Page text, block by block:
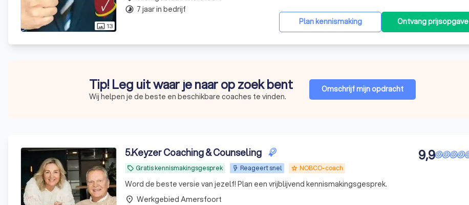
photo_size_select_actual 13 Plan kennismaking Ontvang prijsopgave
timelapse 7 jaar in bedrijf
Tip! Leg uit waar je naar op zoek bent
Wij helpen je de beste en beschikbare coaches te vinden.
Omschrijf mijn opdracht
5.Keyzer Coaching & Counseling
local_offer Gratis kennismakingsgesprek Reageert snel grade NOBCO-coach
9,9
Word de beste versie van jezelf! Plan een vrijblijvend kennismakingsgesprek.
place Werkgebied Amersfoort